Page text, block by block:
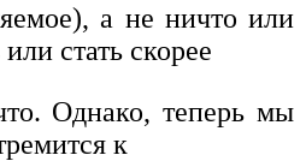
а не ничто или
стать скорее
Однако, теперь мы
к